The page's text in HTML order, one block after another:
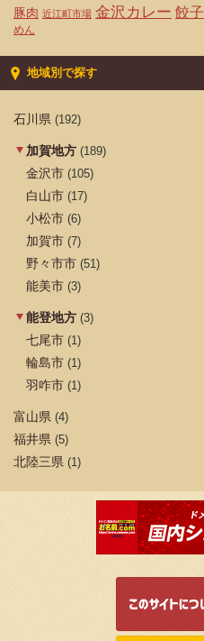
豚肉 近江町市場 金沢カレー 餃子
めん
地域別で探す
石川県 (192)
加賀地方 (189)
金沢市 (105)
白山市 (17)
小松市 (6)
加賀市 (7)
野々市市 (51)
能美市 (3)
能登地方 (3)
七尾市 (1)
輪島市 (1)
羽咋市 (1)
富山県 (4)
福井県 (5)
北陸三県 (1)